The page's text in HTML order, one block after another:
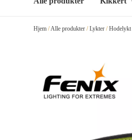
Hjem /Alle produkter /Lykter /Hodelykt